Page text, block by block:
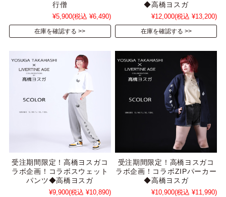
行僧
¥5,900(税込 ¥6,490)
在庫を確認する
◆高橋ヨスガ
¥12,000(税込 ¥13,200)
在庫を確認する
受注期間限定！高橋ヨスガコ
ラボ企画！コラボスウェット
パンツ◆高橋ヨスガ
¥9,900(税込 ¥10,890)
受注期間限定！高橋ヨスガコ
ラボ企画！コラボZIPパーカー
◆高橋ヨスガ
¥10,900(税込 ¥11,990)